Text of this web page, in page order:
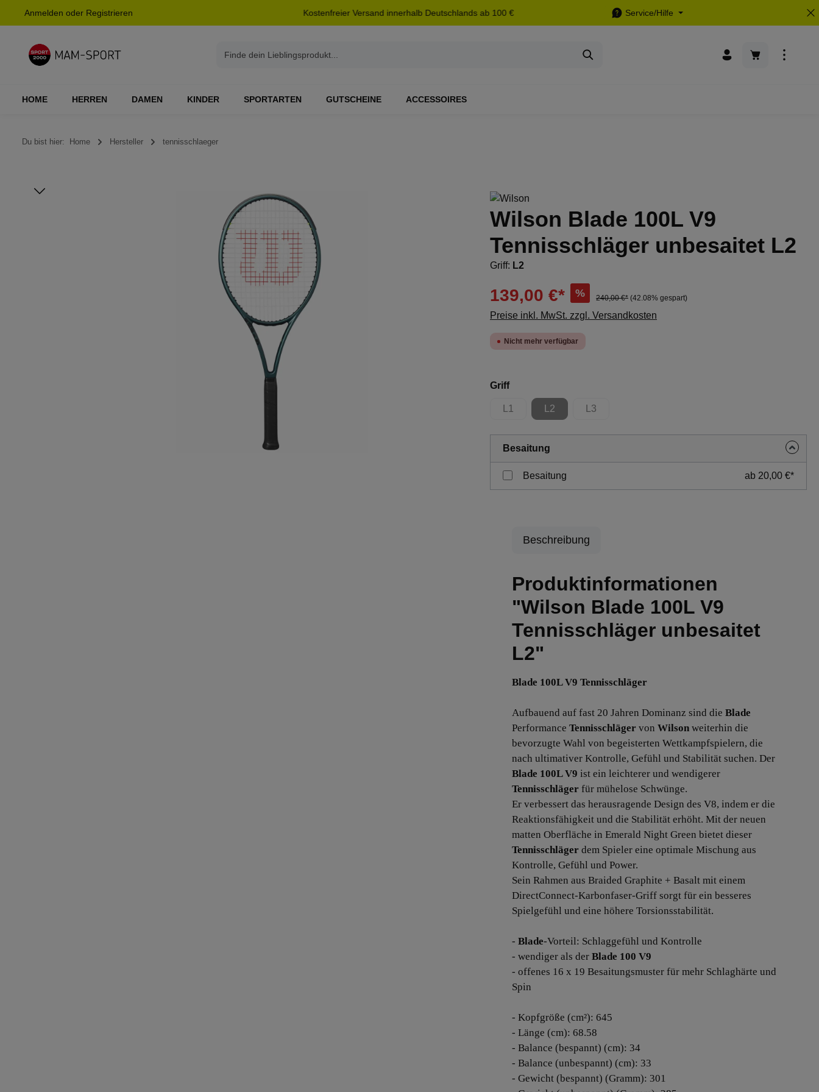
Zur Hauptnavigation springen
Anmelden oder Registrieren Kostenfreier Versand innerhalb Deutschlands ab 100 € Service/Hilfe
Warenkorb
HOME HERREN DAMEN KINDER SPORTARTEN GUTSCHEINE ACCESSOIRES
Du bist hier: Home Hersteller tennisschlaeger
Bildergalerie überspringen
Wilson Blade 100L V9
Tennisschläger unbesaitet L2
Griff: L2
139,00 €* % 240,00 €* (42.08% gespart)
Preise inkl. MwSt. zzgl. Versandkosten
Nicht mehr verfügbar
Griffauswählen
L1
(Diese Option ist zurzeit nicht verfügbar.)
L2
(Diese Option ist zurzeit nicht verfügbar.)
L3
(Diese Option ist zurzeit nicht verfügbar.)
Besaitung
Besaitung ab 20,00 €*
Beschreibung
Produktinformationen
"Wilson Blade 100L V9
Tennisschläger unbesaitet
L2"
Blade 100L V9 Tennisschläger
Aufbauend auf fast 20 Jahren Dominanz sind die Blade
Performance Tennisschläger von Wilson weiterhin die
bevorzugte Wahl von begeisterten Wettkampfspielern, die
nach ultimativer Kontrolle, Gefühl und Stabilität suchen. Der
Blade 100L V9 ist ein leichterer und wendigerer
Tennisschläger für mühelose Schwünge.
Er verbessert das herausragende Design des V8, indem er die
Reaktionsfähigkeit und die Stabilität erhöht. Mit der neuen
matten Oberfläche in Emerald Night Green bietet dieser
Tennisschläger dem Spieler eine optimale Mischung aus
Kontrolle, Gefühl und Power.
Sein Rahmen aus Braided Graphite + Basalt mit einem
DirectConnect-Karbonfaser-Griff sorgt für ein besseres
Spielgefühl und eine höhere Torsionsstabilität.
- Blade-Vorteil: Schlaggefühl und Kontrolle
- wendiger als der Blade 100 V9
- offenes 16 x 19 Besaitungsmuster für mehr Schlaghärte und
Spin
- Kopfgröße (cm²): 645
- Länge (cm): 68.58
- Balance (bespannt) (cm): 34
- Balance (unbespannt) (cm): 33
- Gewicht (bespannt) (Gramm): 301